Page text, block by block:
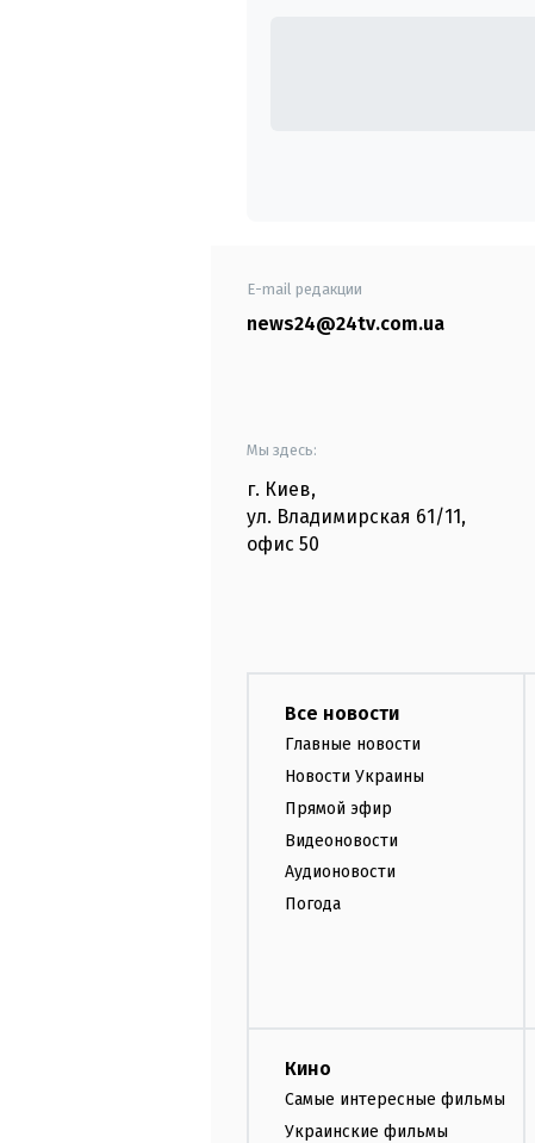
E-mail редакции
news24@24tv.com.ua
Мы здесь:
г. Киев,
ул. Владимирская 61/11,
офис 50
Все новости
Главные новости
Новости Украины
Прямой эфир
Видеоновости
Аудионовости
Погода
Кино
Самые интересные фильмы
Украинские фильмы